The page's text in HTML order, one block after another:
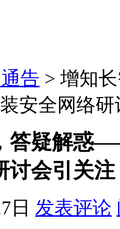
告 > 增知
安全网络
答疑解惑
讨会引关注
日 发表评论